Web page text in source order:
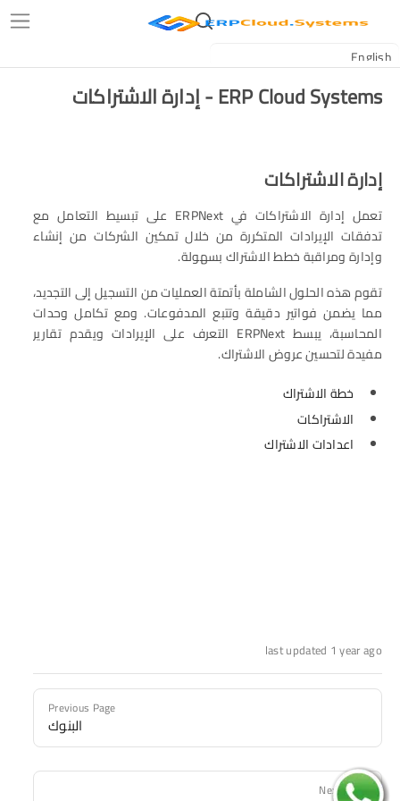
ERP Cloud Systems - إدارة الاشتراكات
إدارة الاشتراكات
تعمل إدارة الاشتراكات في ERPNext على تبسيط التعامل مع
تدفقات الإيرادات المتكررة من خلال تمكين الشركات من إنشاء
وإدارة ومراقبة خطط الاشتراك بسهولة.
تقوم هذه الحلول الشاملة بأتمتة العمليات من التسجيل إلى التجديد،
مما يضمن فواتير دقيقة وتتبع المدفوعات. ومع تكامل وحدات
المحاسبة، يبسط ERPNext التعرف على الإيرادات ويقدم تقارير
مفيدة لتحسين عروض الاشتراك.
خطة الاشتراك
الاشتراكات
اعدادات الاشتراك
last updated 1 year ago
Previous Page
البنوك
Next Page